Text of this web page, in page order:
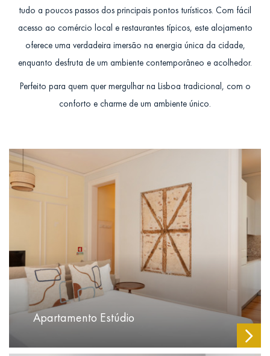
tudo a poucos passos dos principais pontos turísticos. Com fácil
acesso ao comércio local e restaurantes típicos, este alojamento
oferece uma verdadeira imersão na energia única da cidade,
enquanto desfruta de um ambiente contemporâneo e acolhedor.
Perfeito para quem quer mergulhar na Lisboa tradicional, com o
conforto e charme de um ambiente único.
Apartamento Estúdio